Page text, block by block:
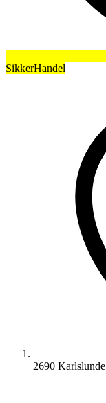
SikkerHandel
2690 Karlslunde